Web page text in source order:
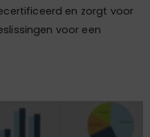
en zorgt voor
voor een